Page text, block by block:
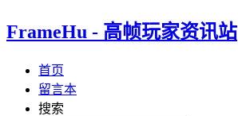
FrameHu - 高帧玩家资讯站
首页
留言本
搜索